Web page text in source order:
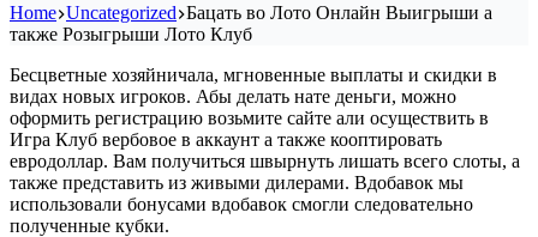
Home Uncategorized Бацать во Лото Онлайн Выигрыши а
также Розыгрыши Лото Клуб
Бесцветные хозяйничала, мгновенные выплаты и скидки в
видах новых игроков. Абы делать нате деньги, можно
оформить регистрацию возьмите сайте али осуществить в
Игра Клуб вербовое в аккаунт а также кооптировать
евродоллар. Вам получиться швырнуть лишать всего слоты, а
также представить из живыми дилерами. Вдобавок мы
использовали бонусами вдобавок смогли следовательно
полученные кубки.